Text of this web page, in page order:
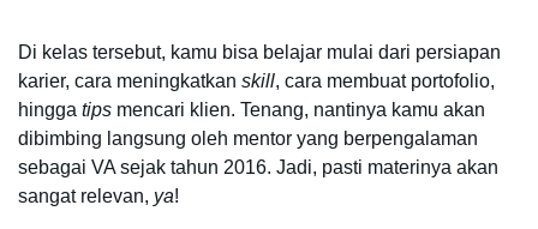
Di kelas tersebut, kamu bisa belajar mulai dari persiapan
karier, cara meningkatkan skill, cara membuat portofolio,
hingga tips mencari klien. Tenang, nantinya kamu akan
dibimbing langsung oleh mentor yang berpengalaman
sebagai VA sejak tahun 2016. Jadi, pasti materinya akan
sangat relevan, ya!